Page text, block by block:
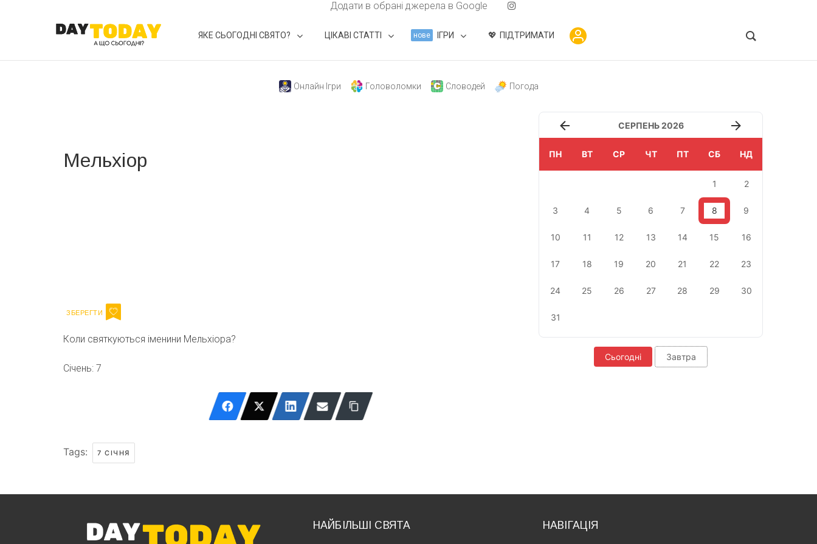
Додати в обрані джерела в Google
ЯКЕ СЬОГОДНІ СВЯТО? ЦІКАВІ СТАТТІ нове ІГРИ ПІДТРИМАТИ
Онлайн Ігри Головоломки Словодей Погода
Мельхіор
Коли святкуються іменини Мельхіора?
Січень: 7
Tags: 7 СІЧНЯ
СЕРПЕНЬ 2026
ПН ВТ СР ЧТ ПТ СБ НД
1 2
3 4 5 6 7 8 9
10 11 12 13 14 15 16
17 18 19 20 21 22 23
24 25 26 27 28 29 30
31
Сьогодні Завтра
НАЙБІЛЬШІ СВЯТА НАВІГАЦІЯ